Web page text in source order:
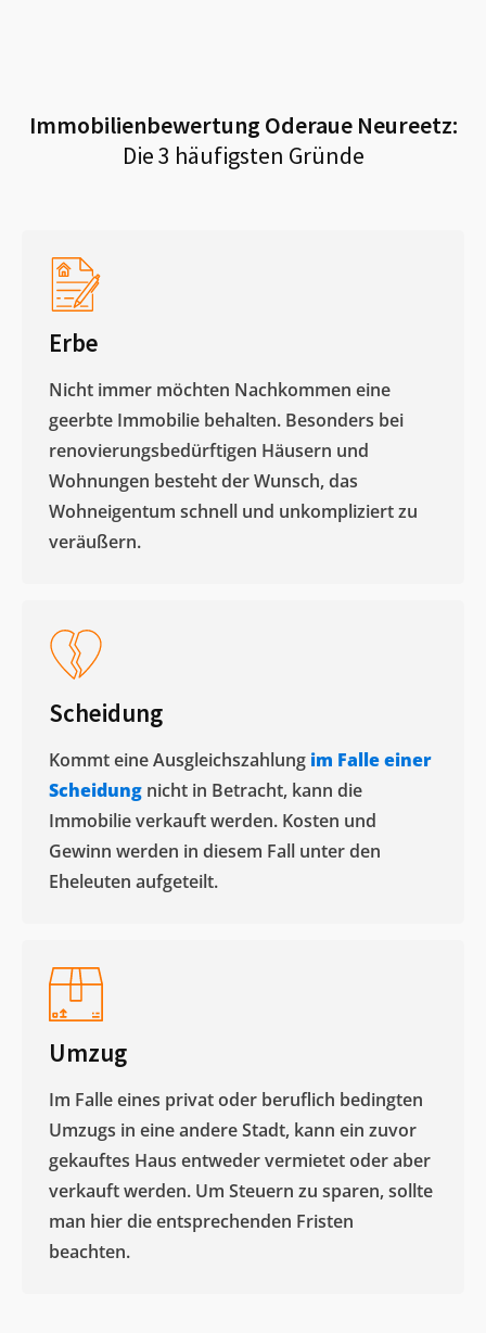
Immobilienbewertung Oderaue Neureetz:
Die 3 häufigsten Gründe
Erbe
Nicht immer möchten Nachkommen eine
geerbte Immobilie behalten. Besonders bei
renovierungsbedürftigen Häusern und
Wohnungen besteht der Wunsch, das
Wohneigentum schnell und unkompliziert zu
veräußern. ​
Scheidung
Kommt eine Ausgleichszahlung im Falle einer
Scheidung nicht in Betracht, kann die
Immobilie verkauft werden. Kosten und
Gewinn werden in diesem Fall unter den
Eheleuten aufgeteilt.​
Umzug
Im Falle eines privat oder beruflich bedingten
Umzugs in eine andere Stadt, kann ein zuvor
gekauftes Haus entweder vermietet oder aber
verkauft werden. Um Steuern zu sparen, sollte
man hier die entsprechenden Fristen
beachten.